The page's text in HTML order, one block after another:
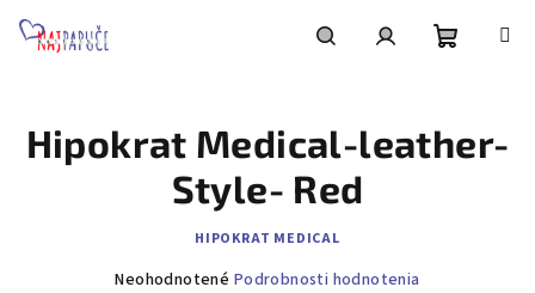
košík
Hipokrat Medical-leather-
Style- Red
HIPOKRAT MEDICAL
Priemerné
Neohodnotené Podrobnosti hodnotenia